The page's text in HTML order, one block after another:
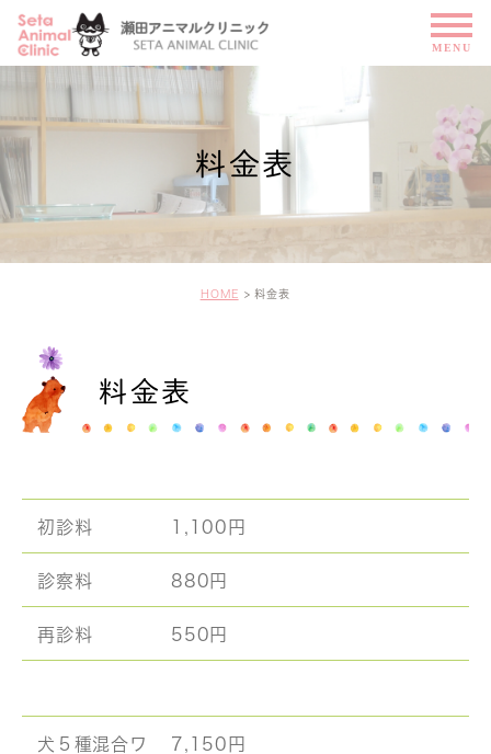
料金表
HOME 料金表
料金表
初診料 1,100円
診察料 880円
再診料 550円
犬５種混合ワ
7,150円